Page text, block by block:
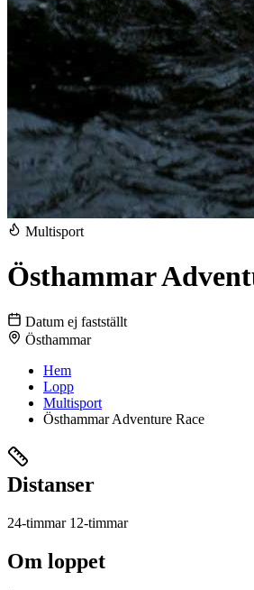
Multisport
Östhammar
Datum ej fastställt
Östhammar
Hem
Lopp
Multisport
Östhammar Adventure Race
Distanser
24-timmar 12-timmar
Om loppet